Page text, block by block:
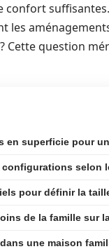
confort
les
Cette question
en superficie pour
selon
pour définir la
de la famille sur
une maison